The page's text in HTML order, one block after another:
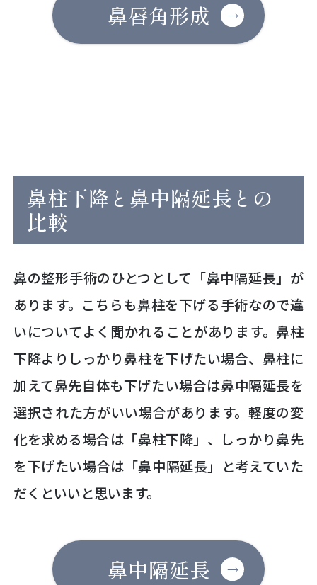
鼻唇角形成
鼻柱下降と鼻中隔延長との
比較
鼻の整形手術のひとつとして「鼻中隔延長」が
あります。こちらも鼻柱を下げる手術なので違
いについてよく聞かれることがあります。鼻柱
下降よりしっかり鼻柱を下げたい場合、鼻柱に
加えて鼻先自体も下げたい場合は鼻中隔延長を
選択された方がいい場合があります。軽度の変
化を求める場合は「鼻柱下降」、しっかり鼻先
を下げたい場合は「鼻中隔延長」と考えていた
だくといいと思います。
鼻中隔延長